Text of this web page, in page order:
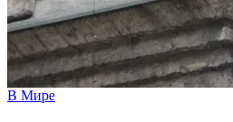
В Мире